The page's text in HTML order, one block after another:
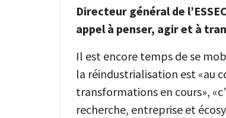
Directeur général de
appel à penser, agir et à
Il est encore temps de se
la réindustrialisation est «au
transformations en cours»,
recherche, entreprise et